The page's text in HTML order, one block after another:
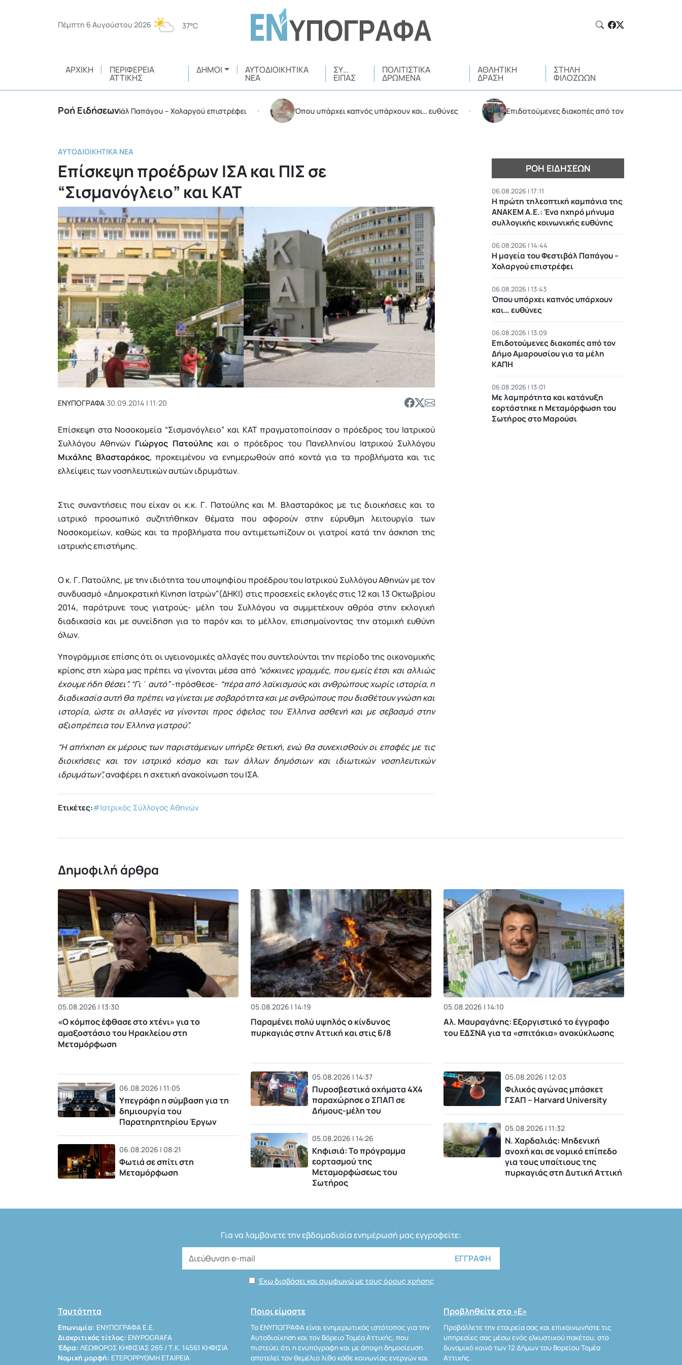
Πέμπτη 6 Αυγούστου 2026 37°C
ΑΡΧΙΚΉ ΠΕΡΙΦΈΡΕΙΑ
ΑΤΤΙΚΉΣ
ΔΉΜΟΙ ΑΥΤΟΔΙΟΙΚΗΤΙΚΆ
ΝΈΑ
ΣΥ…
ΕΊΠΑΣ
ΠΟΛΙΤΙΣΤΙΚΆ
ΔΡΏΜΕΝΑ
ΑΘΛΗΤΙΚΉ
ΔΡΆΣΗ
ΣΤΉΛΗ
ΦΙΛΌΖΩΩΝ
Ροή Ειδήσεων
Η μαγεία του Φεστιβάλ Παπάγου – Χολαργού επιστρέφει • Όπου υπάρχει καπνός υπάρχουν και… ευθύνες • Επιδοτούμενες διακοπές από τον Δήμο Αμαρουσίου για
ΑΥΤΟΔΙΟΙΚΗΤΙΚΆ ΝΈΑ
Επίσκεψη προέδρων ΙΣΑ και ΠΙΣ σε
“Σισμανόγλειο” και ΚΑΤ
ΕΝΥΠΟΓΡΑΦΑ|30.09.2014 | 11:20
Επίσκεψη στα Νοσοκομεία “Σισμανόγλειο” και ΚΑΤ πραγματοποίησαν ο πρόεδρος του Ιατρικού
Συλλόγου Αθηνών Γιώργος Πατούλης και ο πρόεδρος του Πανελληνίου Ιατρικού Συλλόγου
Μιχάλης Βλασταράκος, προκειμένου να ενημερωθούν από κοντά για τα προβλήματα και τις
ελλείψεις των νοσηλευτικών αυτών ιδρυμάτων.
Στις συναντήσεις που είχαν οι κ.κ. Γ. Πατούλης και Μ. Βλασταράκος με τις διοικήσεις και το
ιατρικό προσωπικό συζητήθηκαν θέματα που αφορούν στην εύρυθμη λειτουργία των
Νοσοκομείων, καθώς και τα προβλήματα που αντιμετωπίζουν οι γιατροί κατά την άσκηση της
ιατρικής επιστήμης.
Ο κ. Γ. Πατούλης, με την ιδιότητα του υποψηφίου προέδρου του Ιατρικού Συλλόγου Αθηνών με τον
συνδυασμό «Δημοκρατική Κίνηση Ιατρών”(ΔΗΚΙ) στις προσεχείς εκλογές στις 12 και 13 Οκτωβρίου
2014, παρότρυνε τους γιατρούς- μέλη του Συλλόγου να συμμετέχουν αθρόα στην εκλογική
διαδικασία και με συνείδηση για το παρόν και το μέλλον, επισημαίνοντας την ατομική ευθύνη
όλων.
Υπογράμμισε επίσης ότι οι υγειονομικές αλλαγές που συντελούνται την περίοδο της οικονομικής
κρίσης στη χώρα μας πρέπει να γίνονται μέσα από “κόκκινες γραμμές, που εμείς έτσι και αλλιώς
έχουμε ήδη θέσει”. “Γι΄ αυτό”-πρόσθεσε- “πέρα από λαϊκισμούς και ανθρώπους χωρίς ιστορία, η
διαδικασία αυτή θα πρέπει να γίνεται με σοβαρότητα και με ανθρώπους που διαθέτουν γνώση και
ιστορία, ώστε οι αλλαγές να γίνονται προς όφελος του Έλληνα ασθενή και με σεβασμό στην
αξιοπρέπεια του Έλληνα γιατρού”.
“Η απήχηση εκ μέρους των παριστάμενων υπήρξε θετική, ενώ θα συνεχισθούν οι επαφές με τις
διοικήσεις και τον ιατρικό κόσμο και των άλλων δημόσιων και ιδιωτικών νοσηλευτικών
ιδρυμάτων”,αναφέρει η σχετική ανακοίνωση του ΙΣΑ.
Ετικέτες:#Ιατρικός Σύλλογος Αθηνών
ΡΟΉ ΕΙΔΉΣΕΩΝ
06.08.2026 | 17:11
Η πρώτη τηλεοπτική καμπάνια της
ΑΝΑΚΕΜ Α.Ε.: Ένα ηχηρό μήνυμα
συλλογικής κοινωνικής ευθύνης
06.08.2026 | 14:44
Η μαγεία του Φεστιβάλ Παπάγου –
Χολαργού επιστρέφει
06.08.2026 | 13:43
Όπου υπάρχει καπνός υπάρχουν
και… ευθύνες
06.08.2026 | 13:09
Επιδοτούμενες διακοπές από τον
Δήμο Αμαρουσίου για τα μέλη
ΚΑΠΗ
06.08.2026 | 13:01
Με λαμπρότητα και κατάνυξη
εορτάστηκε η Μεταμόρφωση του
Σωτήρος στο Μαρούσι
Δημοφιλή άρθρα
05.08.2026 | 13:30
«Ο κόμπος έφθασε στο χτένι» για το
αμαξοστάσιο του Ηρακλείου στη
Μεταμόρφωση
06.08.2026 | 11:05
Υπεγράφη η σύμβαση για τη
δημιουργία του
Παρατηρητηρίου Έργων
06.08.2026 | 08:21
Φωτιά σε σπίτι στη
Μεταμόρφωση
05.08.2026 | 14:19
Παραμένει πολύ υψηλός ο κίνδυνος
πυρκαγιάς στην Αττική και στις 6/8
05.08.2026 | 14:37
Πυροσβεστικά οχήματα 4Χ4
παραχώρησε ο ΣΠΑΠ σε
Δήμους-μέλη του
05.08.2026 | 14:26
Κηφισιά: Το πρόγραμμα
εορτασμού της
Μεταμορφώσεως του
Σωτήρος
05.08.2026 | 14:10
Αλ. Μαυραγάνης: Εξοργιστικό το έγγραφο
του ΕΔΣΝΑ για τα «σπιτάκια» ανακύκλωσης
05.08.2026 | 12:03
Φιλικός αγώνας μπάσκετ
ΓΣΑΠ – Harvard University
05.08.2026 | 11:32
Ν. Χαρδαλιάς: Μηδενική
ανοχή και σε νομικό επίπεδο
για τους υπαίτιους της
πυρκαγιάς στη Δυτική Αττική
Για να λαμβάνετε την εβδομαδιαία ενημέρωσή μας εγγραφείτε:
Έχω διαβάσει και συμφωνώ με τους όρους χρήσης
Ταυτότητα
Επωνυμία: ΕΝΥΠΟΓΡΑΦΑ Ε.Ε.
Διακριτικός τίτλος: ENYPOGRAFA
Έδρα: ΛΕΩΦΟΡΟΣ ΚΗΦΙΣΙΑΣ 265 / Τ.Κ. 14561 ΚΗΦΙΣΙΑ
Νομική μορφή: ΕΤΕΡΟΡΡΥΘΜΗ ΕΤΑΙΡΕΙΑ
Ποιοι είμαστε
Το ΕΝΥΠΟΓΡΑΦΑ είναι ενημερωτικός ιστότοπος για την
Αυτοδιοίκηση και τον Βόρειο Τομέα Αττικής, που
πιστεύει ότι η ενυπόγραφη και με άποψη δημοσίευση
αποτελεί τον θεμέλιο λίθο κάθε κοινωνίας ενεργών και
Προβληθείτε στο «Ε»
Προβάλλετε την εταιρεία σας και επικοινωνήστε τις
υπηρεσίες σας μέσω ενός ελκυστικού πακέτου, στο
δυναμικό κοινό των 12 Δήμων του Βορείου Τομέα
Αττικής.